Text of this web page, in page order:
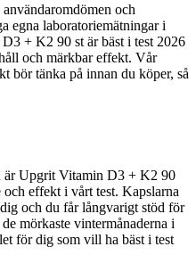
och
egna laboratoriemätningar i
+ K2 90 st är bäst i test 2026
och märkbar effekt. Vår
bör tänka på innan du köper, så
är Upgrit Vitamin D3 + K2 90
effekt i vårt test. Kapslarna
och du får långvarigt stöd för
mörkaste vintermånaderna i
för dig som vill ha bäst i test